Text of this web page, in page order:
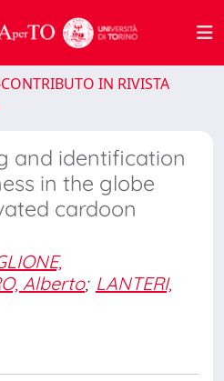
IN RIVISTA
and identification
in the globe
cardoon
Alberto; LANTERI,